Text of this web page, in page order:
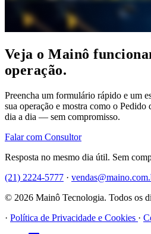
Veja o Mainô
operação.
Preencha um formulário rápido e um
sua operação e mostra como o Pedido
dia a dia — sem compromisso.
Falar com Consultor
Resposta no mesmo dia útil. Sem
(21) 2224-5777 ·
© 2026 Mainô Tecnologia. Todos os
· Política de Privacidade e Cookies ·